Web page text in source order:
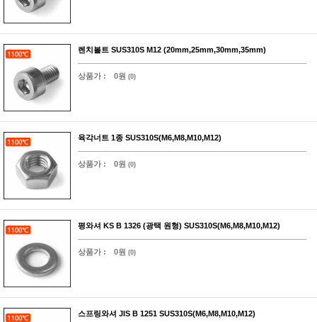
렌치볼트 SUS310S M12 (20mm,25mm,30mm,35mm)
상품가 : 0원 (0)
육각너트 1종 SUS310S(M6,M8,M10,M12)
상품가 : 0원 (0)
평와셔 KS B 1326 (광택 원형) SUS310S(M6,M8,M10,M12)
상품가 : 0원 (0)
스프링와셔 JIS B 1251 SUS310S(M6,M8,M10,M12)